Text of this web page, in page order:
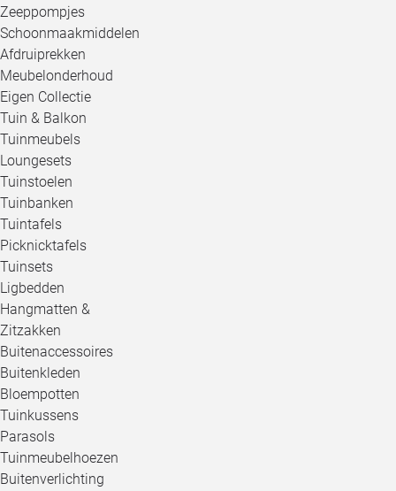
Zeeppompjes
Schoonmaakmiddelen
Afdruiprekken
Meubelonderhoud
Eigen Collectie
Tuin & Balkon
Tuinmeubels
Loungesets
Tuinstoelen
Tuinbanken
Tuintafels
Picknicktafels
Tuinsets
Ligbedden
Hangmatten &
Zitzakken
Buitenaccessoires
Buitenkleden
Bloempotten
Tuinkussens
Parasols
Tuinmeubelhoezen
Buitenverlichting